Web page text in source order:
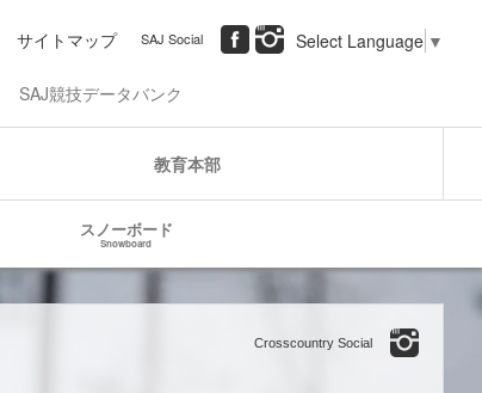
サイトマップ SAJ Social Select Language ▼
SAJ競技データバンク
教育本部
スノーボード
Snowboard
Crosscountry Social